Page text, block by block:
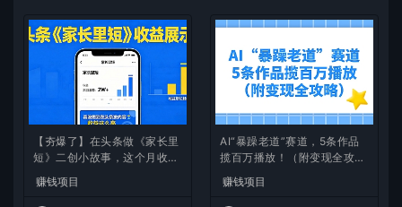
【夯爆了】在头条做《家长里
短》二创小故事，这个月收益
2w+
赚钱项目
AI“暴躁老道”赛道，5条作品
揽百万播放！（附变现全攻
略）
赚钱项目